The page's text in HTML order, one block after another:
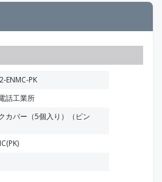
ENMC-PK
話工業所
カバー（5個入り）（ピン